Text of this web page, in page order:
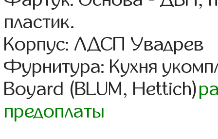
пластик.
Корпус: ЛДСП Увадрев
Фурнитура: Кухня
Boyard (BLUM, Hettich)
предоплаты